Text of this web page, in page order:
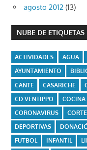
agosto 2012 (13)
NUBE DE ETIQUETAS
ACTIVIDADES AGUA
AYUNTAMIENTO
CANTE
CASARICHE
CD VENTIPPO
COCINA
CORONAVIRUS
CORTE
DEPORTIVAS
FUTBOL
INFANTIL